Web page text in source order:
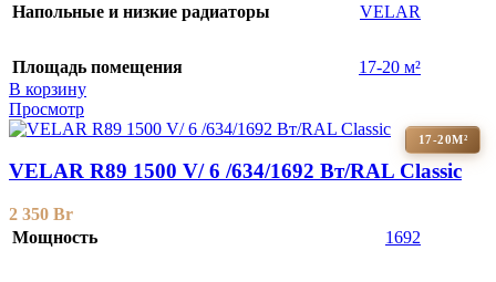
Напольные и низкие радиаторы VELAR
Площадь помещения
17-20 м²
В корзину
Просмотр
17-20М²
VELAR R89 1500 V/ 6 /634/1692 Вт/RAL Classic
2 350 Br
Мощность
1692